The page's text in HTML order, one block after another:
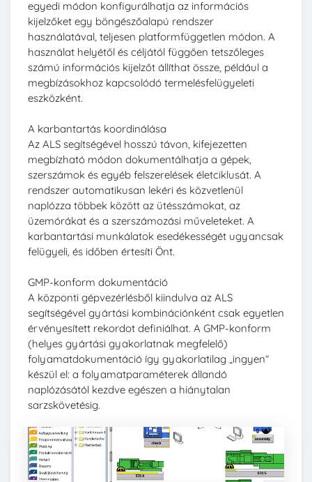
egyedi módon konfigurálhatja az információs
kijelzőket egy böngészőalapú rendszer
használatával, teljesen platformfüggetlen módon. A
használat helyétől és céljától függően tetszőleges
számú információs kijelzőt állíthat össze, például a
megbízásokhoz kapcsolódó termelésfelügyeleti
eszközként.
A karbantartás koordinálása
Az ALS segítségével hosszú távon, kifejezetten
megbízható módon dokumentálhatja a gépek,
szerszámok és egyéb felszerelések életciklusát. A
rendszer automatikusan lekéri és közvetlenül
naplózza többek között az ütésszámokat, az
üzemórákat és a szerszámozási műveleteket. A
karbantartási munkálatok esedékességét ugyancsak
felügyeli, és időben értesíti Önt.
GMP-konform dokumentáció
A központi gépvezérlésből kiindulva az ALS
segítségével gyártási kombinációnként csak egyetlen
érvényesített rekordot definiálhat. A GMP-konform
(helyes gyártási gyakorlatnak megfelelő)
folyamatdokumentáció így gyakorlatilag „ingyen”
készül el: a folyamatparaméterek állandó
naplózásától kezdve egészen a hiánytalan
sarzskövetésig.